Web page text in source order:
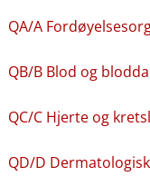
QA​/​A
QB​/​B Blod og
QC​/​C Hjerte og
QD​/​D